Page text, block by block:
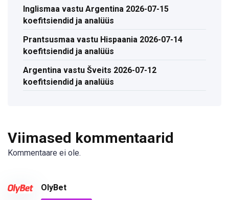
Inglismaa vastu Argentina 2026-07-15
koefitsiendid ja analüüs
Prantsusmaa vastu Hispaania 2026-07-14
koefitsiendid ja analüüs
Argentina vastu Šveits 2026-07-12
koefitsiendid ja analüüs
Viimased kommentaarid
Kommentaare ei ole.
OlyBet